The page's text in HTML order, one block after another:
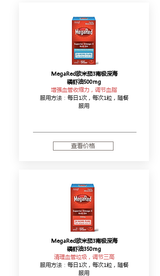
MegaRed欧米茄3南极深海
磷虾油500mg
增强血管收缩力，调节血脂
服用方法：每日1次，每次1粒，随餐
服用
查看价格
MegaRed欧米茄3南极深海
磷虾油350mg
清理血管垃圾，调节三高
服用方法：每日1次，每次1粒，随餐
服用